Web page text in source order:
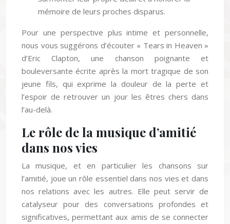
mémoire de leurs proches disparus.
Pour une perspective plus intime et personnelle,
nous vous suggérons d’écouter « Tears in Heaven »
d’Eric Clapton, une chanson poignante et
bouleversante écrite après la mort tragique de son
jeune fils, qui exprime la douleur de la perte et
l’espoir de retrouver un jour les êtres chers dans
l’au-delà.
Le rôle de la musique d’amitié
dans nos vies
La musique, et en particulier les chansons sur
l’amitié, joue un rôle essentiel dans nos vies et dans
nos relations avec les autres. Elle peut servir de
catalyseur pour des conversations profondes et
significatives, permettant aux amis de se connecter